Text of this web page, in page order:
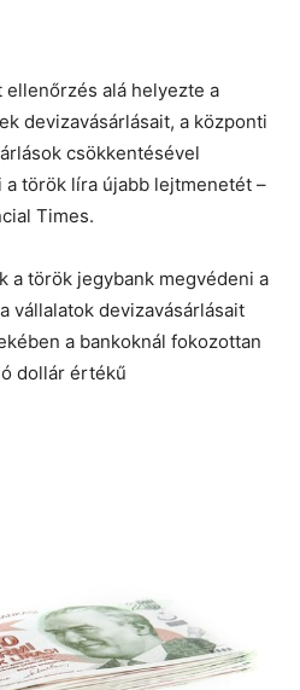
alá helyezte a
devizavásárlásait, a központi
csökkentésével
török líra újabb lejtmenetét –
Times.
a török jegybank megvédeni a
vállalatok devizavásárlásait
a bankoknál fokozottan
dollár értékű